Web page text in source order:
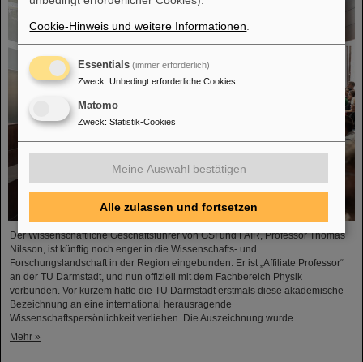
Der Wissenschaftliche Geschäftsführer von GSI und FAIR, Professor Thomas
Nilsson, ist künftig noch enger in die Wissenschafts- und
Forschungslandschaft in der Region eingebunden: Er ist „Affiliate Professor“
an der TU Darmstadt, und nun offiziell mit dem Fachbereich Physik
verbunden. Vor kurzem hatte die TU Darmstadt erstmals diese akademische
Bezeichnung an eine international herausragende
Wissenschaftspersönlichkeit verliehen. Die Auszeichnung wurde ...
Mehr »
Cookie-Hinweis und weitere Informationen
Essentials (immer erforderlich)
Zweck: Unbedingt erforderliche Cookies
Matomo
Zweck: Statistik-Cookies
Meine Auswahl bestätigen
Alle zulassen und fortsetzen